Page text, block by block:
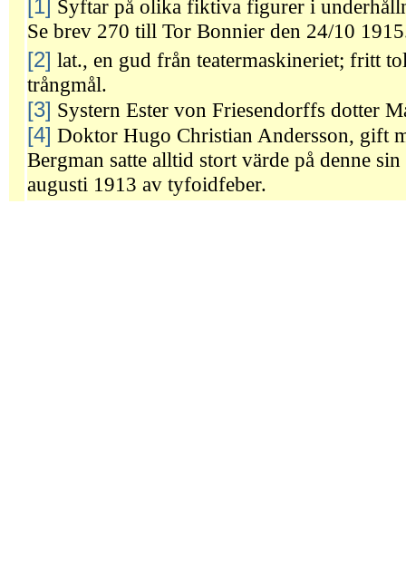
[1] Syftar på olika fiktiva figurer i
Se brev 270 till Tor Bonnier den 24/10
[2] lat., en gud från teatermaskineriet; fritt
trångmål.
[3] Systern Ester von Friesendorffs dotter
[4] Doktor Hugo Christian Andersson, gift
Bergman satte alltid stort värde på denne
augusti 1913 av tyfoidfeber.